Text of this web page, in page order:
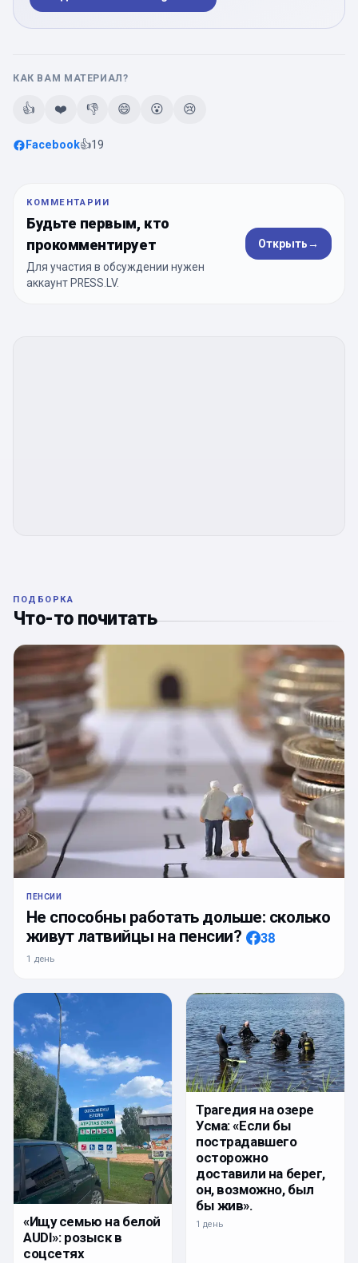
КАК ВАМ МАТЕРИАЛ?
👍 ❤️ 👎 😄 😮 😢
Facebook👍19
КОММЕНТАРИИ
Будьте первым, кто
прокомментирует
Для участия в обсуждении нужен
аккаунт PRESS.LV.
Открыть→
ПОДБОРКА
Что-то почитать
ПЕНСИИ
Не способны работать дольше: сколько
живут латвийцы на пенсии?
38
1 день
«Ищу семью на белой
AUDI»: розыск в
соцсетях
Трагедия на озере
Усма: «Если бы
пострадавшего
осторожно
доставили на берег,
он, возможно, был
бы жив».
1 день